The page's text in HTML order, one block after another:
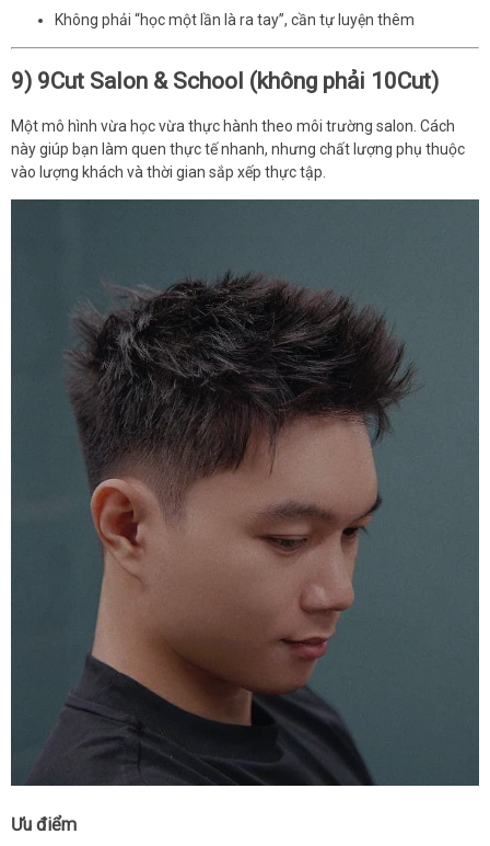
Không phải “học một lần là ra tay”, cần tự luyện thêm
9) 9Cut Salon & School (không phải 10Cut)
Một mô hình vừa học vừa thực hành theo môi trường salon. Cách
này giúp bạn làm quen thực tế nhanh, nhưng chất lượng phụ thuộc
vào lượng khách và thời gian sắp xếp thực tập.
Ưu điểm